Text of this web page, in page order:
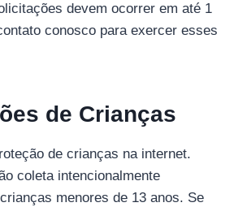
devem ocorrer em até 1
conosco para exercer esses
de Crianças
de crianças na internet.
coleta intencionalmente
menores de 13 anos. Se